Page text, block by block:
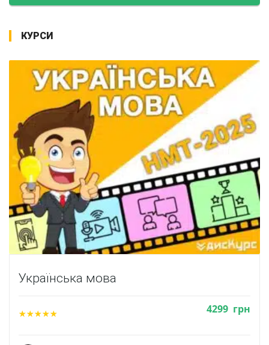
КУРСИ
Українська мова
4299 грн